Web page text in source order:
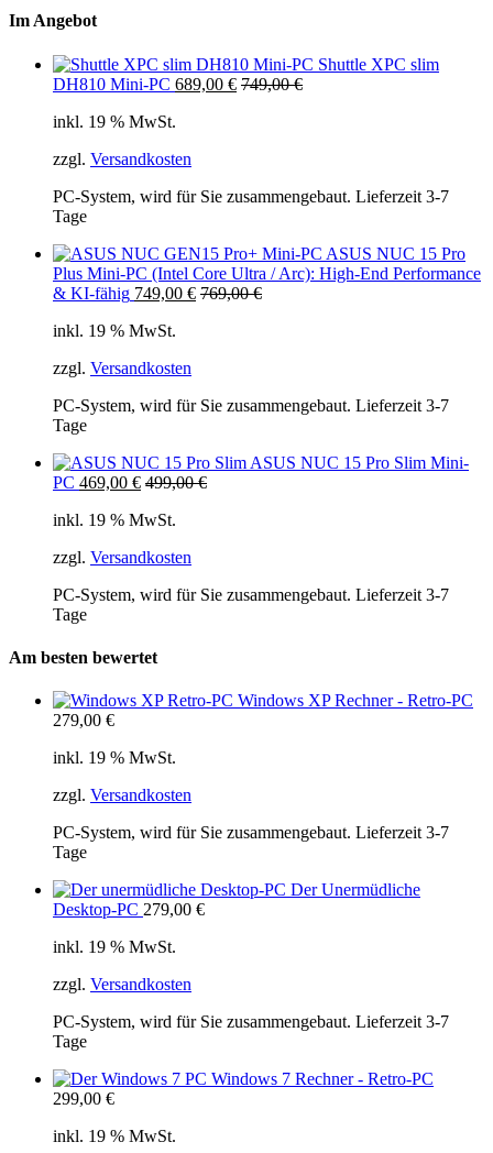
Im Angebot
Shuttle XPC slim
DH810 Mini-PC 689,00 € 749,00€
inkl. 19 % MwSt.
zzgl. Versandkosten
PC-System, wird für Sie zusammengebaut. Lieferzeit 3-7
Tage
ASUS NUC 15 Pro
Plus Mini-PC (Intel Core Ultra / Arc): High-End Performance
& KI-fähig 749,00 € 769,00€
inkl. 19 % MwSt.
zzgl. Versandkosten
PC-System, wird für Sie zusammengebaut. Lieferzeit 3-7
Tage
ASUS NUC 15 Pro Slim Mini-
PC 469,00 € 499,00€
inkl. 19 % MwSt.
zzgl. Versandkosten
PC-System, wird für Sie zusammengebaut. Lieferzeit 3-7
Tage
Am besten bewertet
Windows XP Rechner - Retro-PC
279,00 €
inkl. 19 % MwSt.
zzgl. Versandkosten
PC-System, wird für Sie zusammengebaut. Lieferzeit 3-7
Tage
Der Unermüdliche
Desktop-PC 279,00 €
inkl. 19 % MwSt.
zzgl. Versandkosten
PC-System, wird für Sie zusammengebaut. Lieferzeit 3-7
Tage
Windows 7 Rechner - Retro-PC
299,00 €
inkl. 19 % MwSt.